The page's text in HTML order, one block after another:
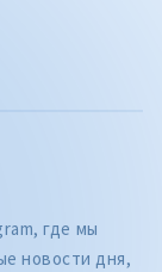
где мы
новости дня,